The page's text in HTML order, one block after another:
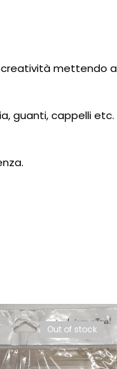
mettendo
guanti,cappellietc.
Out of stock